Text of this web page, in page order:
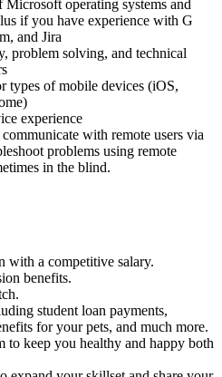
operating systems and
if you have experience with G
and Jira
problem solving, and technical
types of mobile devices (iOS,
experience
with remote users via
problems using remote
in the blind.
with a competitive salary.
benefits.
student loan payments,
for your pets, and much more.
to keep you healthy and happy both